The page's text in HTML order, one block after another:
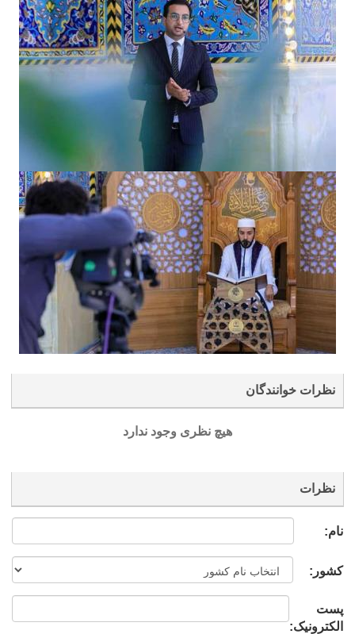
نظرات خوانندگان
هیچ نظری وجود ندارد
نظرات
نام:
کشور:
پست
الکترونیک: